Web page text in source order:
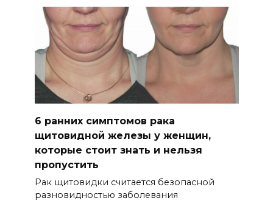
6 ранних симптомов рака
щитовидной железы у женщин,
которые стоит знать и нельзя
пропустить
Рак щитовидки считается безопасной
разновидностью заболевания